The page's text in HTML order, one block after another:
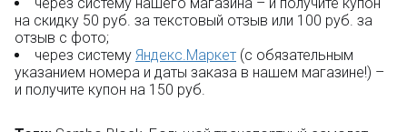
через систему нашего магазина – и получите купон
на скидку 50 руб. за текстовый отзыв или 100 руб. за
отзыв с фото;
через систему Яндекс.Маркет (с обязательным
указанием номера и даты заказа в нашем магазине!) –
и получите купон на 150 руб.